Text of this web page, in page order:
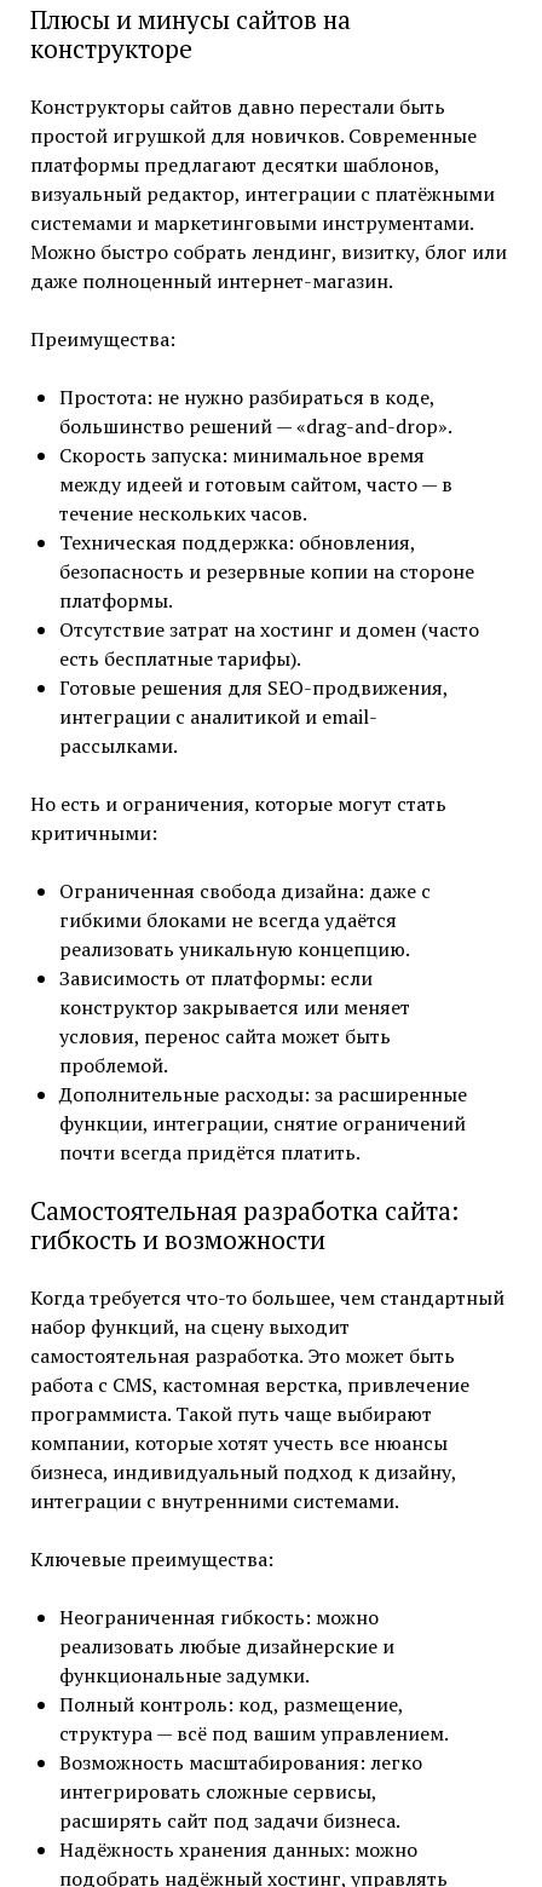
Плюсы и минусы сайтов на
конструкторе
Конструкторы сайтов давно перестали быть
простой игрушкой для новичков. Современные
платформы предлагают десятки шаблонов,
визуальный редактор, интеграции с платёжными
системами и маркетинговыми инструментами.
Можно быстро собрать лендинг, визитку, блог или
даже полноценный интернет-магазин.
Преимущества:
Простота: не нужно разбираться в коде,
большинство решений — «drag-and-drop».
Скорость запуска: минимальное время
между идеей и готовым сайтом, часто — в
течение нескольких часов.
Техническая поддержка: обновления,
безопасность и резервные копии на стороне
платформы.
Отсутствие затрат на хостинг и домен (часто
есть бесплатные тарифы).
Готовые решения для SEO-продвижения,
интеграции с аналитикой и email-
рассылками.
Но есть и ограничения, которые могут стать
критичными:
Ограниченная свобода дизайна: даже с
гибкими блоками не всегда удаётся
реализовать уникальную концепцию.
Зависимость от платформы: если
конструктор закрывается или меняет
условия, перенос сайта может быть
проблемой.
Дополнительные расходы: за расширенные
функции, интеграции, снятие ограничений
почти всегда придётся платить.
Самостоятельная разработка сайта:
гибкость и возможности
Когда требуется что-то большее, чем стандартный
набор функций, на сцену выходит
самостоятельная разработка. Это может быть
работа с CMS, кастомная верстка, привлечение
программиста. Такой путь чаще выбирают
компании, которые хотят учесть все нюансы
бизнеса, индивидуальный подход к дизайну,
интеграции с внутренними системами.
Ключевые преимущества:
Неограниченная гибкость: можно
реализовать любые дизайнерские и
функциональные задумки.
Полный контроль: код, размещение,
структура — всё под вашим управлением.
Возможность масштабирования: легко
интегрировать сложные сервисы,
расширять сайт под задачи бизнеса.
Надёжность хранения данных: можно
подобрать надёжный хостинг, управлять